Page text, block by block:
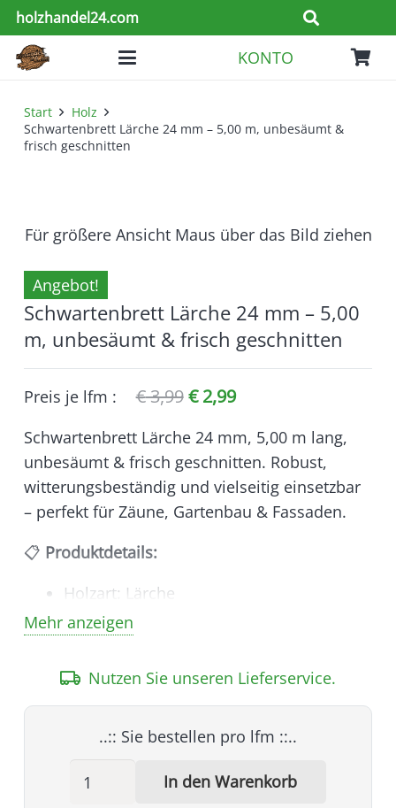
holzhandel24.com
KONTO
Start
Holz
Schwartenbrett Lärche 24 mm – 5,00 m, unbesäumt &
frisch geschnitten
Für größere Ansicht Maus über das Bild ziehen
Angebot!
Schwartenbrett Lärche 24 mm – 5,00
m, unbesäumt & frisch geschnitten
Preis je lfm : €3,99 Ursprünglicher
war:
€ 3,99
€2,99Aktueller
ist:
€ 2,99.
Schwartenbrett Lärche 24 mm, 5,00 m lang,
unbesäumt & frisch geschnitten. Robust,
witterungsbeständig und vielseitig einsetzbar
– perfekt für Zäune, Gartenbau & Fassaden.
📋 Produktdetails:
Holzart: Lärche
Stärke: 24 mm
Länge: 5,00 m
geschnitten
Einsatz: Zäune, Gartenbau, Fassaden
Mehr anzeigen
Nutzen Sie unseren Lieferservice.
..:: Sie bestellen pro lfm ::..
Schwartenbrett
Lärche
In den Warenkorb